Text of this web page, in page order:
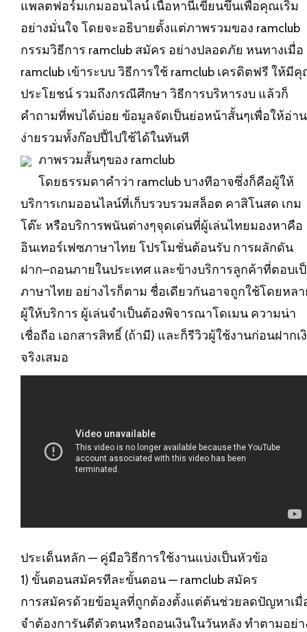
แพลตฟอร์มเกมออนไลน์ เนื้อหานี้เขียนขึ้นเพื่อคุณเริ่ม
อย่างมั่นใจ โดยจะอธิบายตั้งแต่ภาพรวมของ ramclub
กรรมวิธีการ ramclub สมัคร อย่างปลอดภัย หนทางเมื่อ
ramclub เข้าระบบ วิธีการใช้ ramclub เครดิตฟรี ให้มี
ประโยชน์ รวมถึงกรณีศึกษา วิธีการบริหารงบ แล้วก็
คำถามที่พบได้บ่อย ข้อมูลจัดเป็นย่อหน้าสั้นๆเพื่อให้อ่าน
ง่ายรวมทั้งก๊อปปี้ไปใช้ได้ในทันที
ภาพรวมสั้นๆของ ramclub
โดยธรรมดาคำว่า ramclub บางทีอาจซึ่งก็คือผู้ให้
บริการเกมออนไลน์ที่เก็บรวบรวมสล็อต คาสิโนสด เกม
โต๊ะ หรือบริการพนันต่างๆจุดเด่นที่ผู้เล่นไทยมองหาคือ
อินเทอร์เฟซภาษาไทย โปรโมชั่นต้อนรับ การผลักดัน
ฝาก–ถอนภายในประเทศ และข้างบริการลูกค้าที่ตอบเ
ภาษาไทย อย่างไรก็ตาม ชื่อเดียวกันอาจถูกใช้โดยหล
ผู้ให้บริการ ผู้เล่นจำเป็นต้องพิจารณาโดเมน ความน่า
เชื่อถือ เอกสารสิทธิ์ (ถ้ามี) และก็รีวิวผู้ใช้งานก่อนฝากเ
จริงเสมอ
ประเด็นหลัก — คู่มือวิธีการใช้งานแบ่งเป็นหัวข้อ
1) ขั้นตอนสมัครทีละขั้นตอน — ramclub สมัคร
การสมัครด้วยข้อมูลที่ถูกต้องตั้งแต่ต้นช่วยลดปัญหาเมื่
จำต้องการันตีตัวตนหรือถอนเงินในวันหลัง ทำตามอย่า